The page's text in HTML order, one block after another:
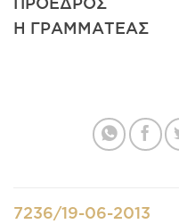
Η ΓΡΑΜΜΑΤΕΑΣ
7236/19-06-2013